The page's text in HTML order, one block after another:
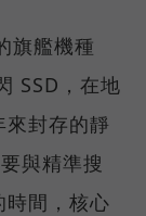
旗艦機種
SSD，在地
封存的靜
與精準搜
時間，核心